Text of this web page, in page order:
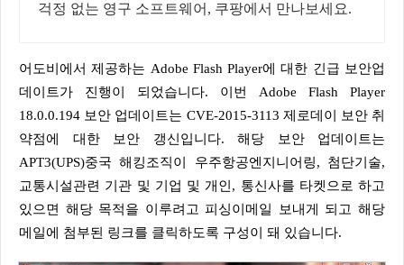
걱정 없는 영구 소프트웨어, 쿠팡에서 만나보세요.
어도비에서 제공하는 Adobe Flash Player에 대한 긴급 보안업
데이트가 진행이 되었습니다. 이번 Adobe Flash Player
18.0.0.194 보안 업데이트는 CVE-2015-3113 제로데이 보안 취
약점에 대한 보안 갱신입니다. 해당 보안 업데이트는
APT3(UPS)중국 해킹조직이 우주항공엔지니어링, 첨단기술,
교통시설관련 기관 및 기업 및 개인, 통신사를 타켓으로 하고
있으면 해당 목적을 이루려고 피싱이메일 보내게 되고 해당
메일에 첨부된 링크를 클릭하도록 구성이 돼 있습니다.